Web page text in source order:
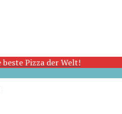
Pizza der Welt!